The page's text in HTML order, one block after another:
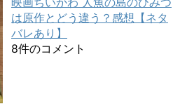
は原作とどう違う？感想【ネタ
バレあり】
8件のコメント